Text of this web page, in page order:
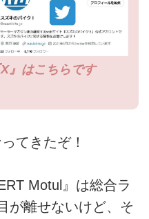
』はこちらです
てきたぞ！
Motul』は総合ラ
が離せないけど、そ